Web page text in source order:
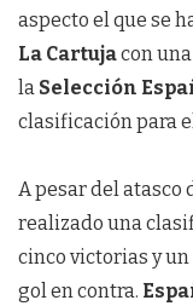
aspecto el que se
La Cartujacon
la Selección
clasificación para
A pesar del atasco
realizado una
cinco victorias y un
gol en contra.